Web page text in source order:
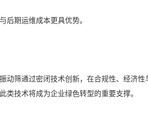
期运维成本更具优势。
筛通过密闭技术创新，在合规性、经济性
技术将成为企业绿色转型的重要支撑。